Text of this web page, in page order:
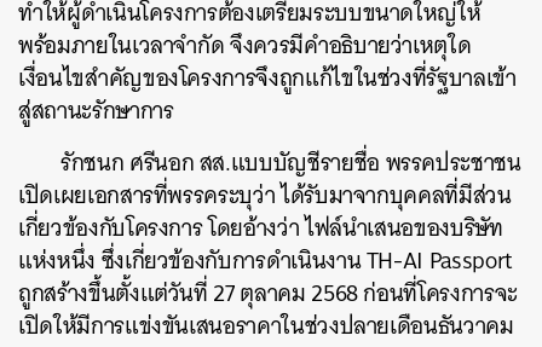
ทำให้ผู้ดำเนินโครงการต้องเตรียมระบบขนาดใหญ่ให้
พร้อมภายในเวลาจำกัด จึงควรมีคำอธิบายว่าเหตุใด
เงื่อนไขสำคัญของโครงการจึงถูกแก้ไขในช่วงที่รัฐบาลเข้า
สู่สถานะรักษาการ
รักชนก ศรีนอก สส.แบบบัญชีรายชื่อ พรรคประชาชน
เปิดเผยเอกสารที่พรรคระบุว่า ได้รับมาจากบุคคลที่มีส่วน
เกี่ยวข้องกับโครงการ โดยอ้างว่า ไฟล์นำเสนอของบริษัท
แห่งหนึ่ง ซึ่งเกี่ยวข้องกับการดำเนินงาน TH-AI Passport
ถูกสร้างขึ้นตั้งแต่วันที่ 27 ตุลาคม 2568 ก่อนที่โครงการจะ
เปิดให้มีการแข่งขันเสนอราคาในช่วงปลายเดือนธันวาคม